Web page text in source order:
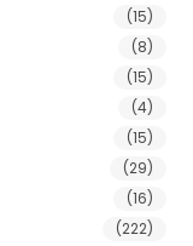
(15)
(8)
(15)
(4)
(15)
(29)
(16)
(222)